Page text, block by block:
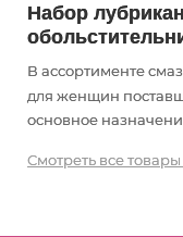
Набор
В ассортименте
для женщин
основное
Смотреть все